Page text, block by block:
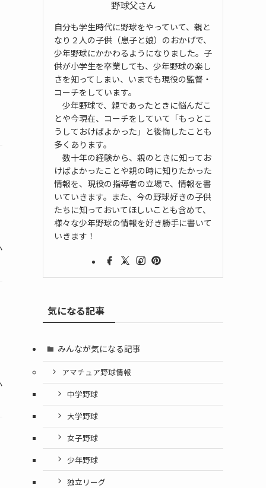
野球父さん
自分も学生時代に野球をやっていて、親と
なり２人の子供（息子と娘）のおかげで、
少年野球にかかわるようになりました。子
供が小学生を卒業しても、少年野球の楽し
さを知ってしまい、いまでも現役の監督・
コーチをしています。
少年野球で、親であったときに悩んだこ
とや今現在、コーチをしていて「もっとこ
うしておけばよかった」と後悔したことも
多くあります。
数十年の経験から、親のときに知ってお
けばよかったことや親の時に知りたかった
情報を、現役の指導者の立場で、情報を書
いていきます。また、今の野球好きの子供
たちに知っておいてほしいことも含めて、
様々な少年野球の情報を好き勝手に書いて
いきます！
気になる記事
みんなが気になる記事
アマチュア野球情報
中学野球
大学野球
女子野球
少年野球
独立リーグ